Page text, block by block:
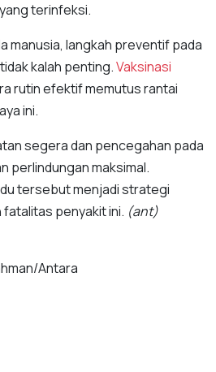
terinfeksi.
manusia, langkah preventif pada
kalah penting.Vaksinasi
rutin efektif memutus rantai
ini.
segera dan pencegahan pada
perlindungan maksimal.
tersebut menjadi strategi
penyakit ini. (ant)
Antara